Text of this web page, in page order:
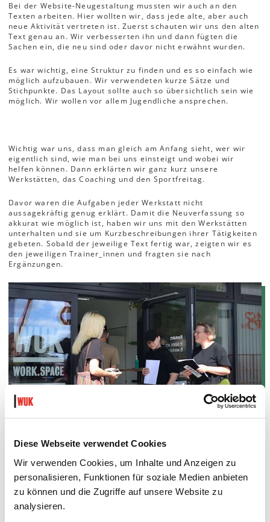
Diese Webseite verwendet Cookies
Wir verwenden Cookies, um Inhalte und Anzeigen zu
personalisieren, Funktionen für soziale Medien anbieten
zu können und die Zugriffe auf unsere Website zu
analysieren.
Bei der Website-Neugestaltung mussten wir auch an den
Texten arbeiten. Hier wollten wir, dass jede alte, aber auch
neue Aktivität vertreten ist. Zuerst schauten wir uns den alten
Text genau an. Wir verbesserten ihn und dann fügten die
Sachen ein, die neu sind oder davor nicht erwähnt wurden.
Es war wichtig, eine Struktur zu finden und es so einfach wie
möglich aufzubauen. Wir verwendeten kurze Sätze und
Stichpunkte. Das Layout sollte auch so übersichtlich sein wie
möglich. Wir wollen vor allem Jugendliche ansprechen.
Wichtig war uns, dass man gleich am Anfang sieht, wer wir
eigentlich sind, wie man bei uns einsteigt und wobei wir
helfen können. Dann erklärten wir ganz kurz unsere
Werkstätten, das Coaching und den Sportfreitag.
Davor waren die Aufgaben jeder Werkstatt nicht
aussagekräftig genug erklärt. Damit die Neuverfassung so
akkurat wie möglich ist, haben wir uns mit den Werkstätten
unterhalten und sie um Kurzbeschreibungen ihrer Tätigkeiten
gebeten. Sobald der jeweilige Text fertig war, zeigten wir es
den jeweiligen Trainer_innen und fragten sie nach
Ergänzungen.